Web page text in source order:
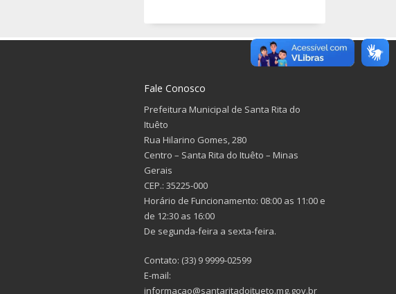
Fale Conosco
Prefeitura Municipal de Santa Rita do
Ituêto
Rua Hilarino Gomes, 280
Centro – Santa Rita do Ituêto – Minas
Gerais
CEP.: 35225-000
Horário de Funcionamento: 08:00 as 11:00 e
de 12:30 as 16:00
De segunda-feira a sexta-feira.
Contato: (33) 9 9999-02599
E-mail:
informacao@santaritadoitueto.mg.gov.br